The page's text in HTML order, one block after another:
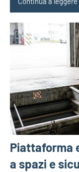
Piattaforma
a spazi e